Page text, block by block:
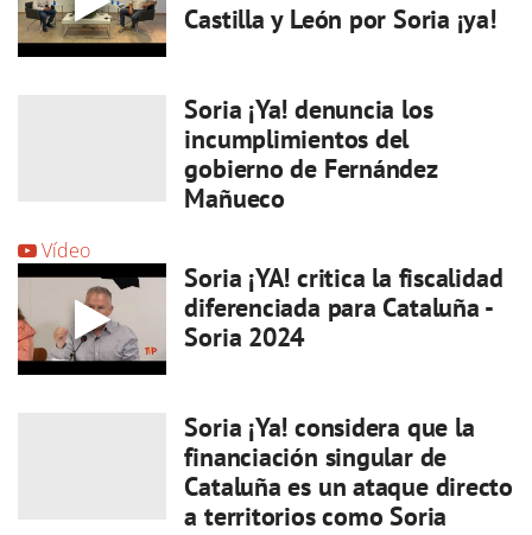
Castilla y León por Soria ¡ya!
Soria ¡Ya! denuncia los
incumplimientos del
gobierno de Fernández
Mañueco
Vídeo
Soria ¡YA! critica la fiscalidad
diferenciada para Cataluña -
Soria 2024
Soria ¡Ya! considera que la
financiación singular de
Cataluña es un ataque directo
a territorios como Soria